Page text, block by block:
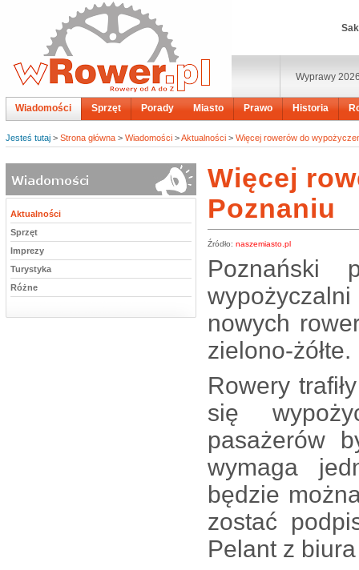
Wyprawy
Wiadomości Sprzęt Porady Miasto Prawo Historia
Jesteś tutaj > Strona główna > Wiadomości >Aktualności > Więcej rowerów do
Aktualności
Sprzęt
Imprezy
Turystyka
Różne
Więcej
Poznaniu
Źródło: naszemiasto.pl
Poznański
nowych
zielono-żółte.
Rowery
się
pasażerów
wymaga
będzie
zostać
Pelant z